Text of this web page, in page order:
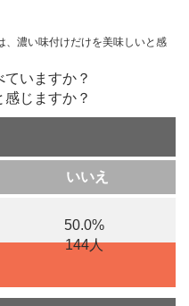
、濃い味付けだけを美味しいと感
いますか？
じますか？
いいえ
50.0%
144人